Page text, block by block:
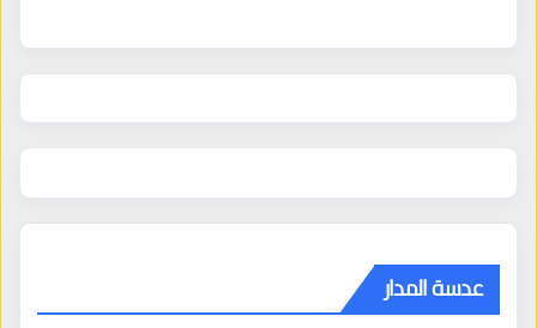
عدسة المدار